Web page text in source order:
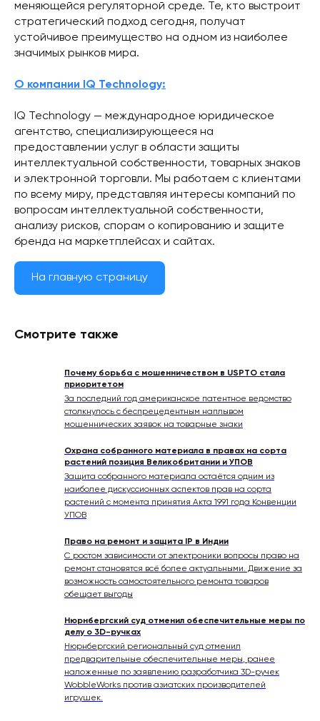
меняющейся регуляторной среде. Те, кто выстроит
стратегический подход сегодня, получат
устойчивое преимущество на одном из наиболее
значимых рынков мира.
О компании IQ Technology:
IQ Technology — международное юридическое
агентство, специализирующееся на
предоставлении услуг в области защиты
интеллектуальной собственности, товарных знаков
и электронной торговли. Мы работаем с клиентами
по всему миру, представляя интересы компаний по
вопросам интеллектуальной собственности,
анализу рисков, спорам о копированию и защите
бренда на маркетплейсах и сайтах.
На главную страницу
Смотрите также
Почему борьба с мошенничеством в USPTO стала
приоритетом
За последний год американское патентное ведомство
столкнулось с беспрецедентным наплывом
мошеннических заявок на товарные знаки
Охрана собранного материала в правах на сорта
растений позиция Великобритании и УПОВ
Защита собранного материала остаётся одним из
наиболее дискуссионных аспектов прав на сорта
растений с момента принятия Акта 1991 года Конвенции
УПОВ
Право на ремонт и защита IP в Индии
С ростом зависимости от электроники вопросы право на
ремонт становятся всё более актуальными. Движение за
возможность самостоятельного ремонта товаров
обещает выгоды
Нюрнбергский суд отменил обеспечительные меры по
делу о 3D-ручках
Нюрнбергский региональный суд отменил
предварительные обеспечительные меры, ранее
наложенные по заявлению разработчика 3D-ручек
WobbleWorks против азиатских производителей
игрушек.